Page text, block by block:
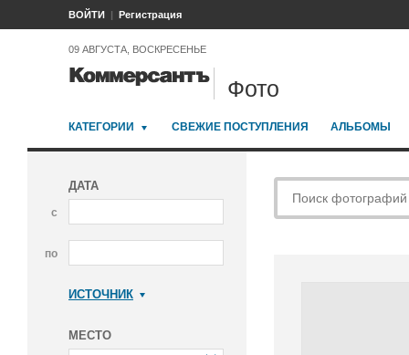
ВОЙТИ Регистрация
09 АВГУСТА, ВОСКРЕСЕНЬЕ
Фото
КАТЕГОРИИ СВЕЖИЕ ПОСТУПЛЕНИЯ АЛЬБОМЫ
ДАТА
с
по
ИСТОЧНИК
МЕСТО